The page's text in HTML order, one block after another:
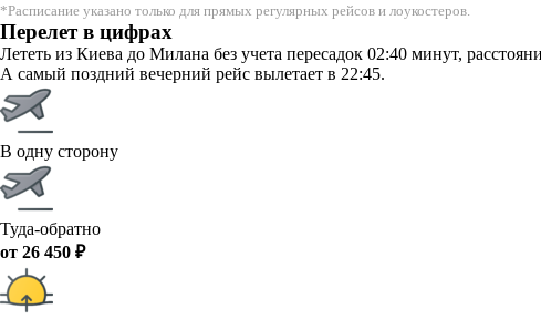
*Расписание указано только для прямых регулярных рейсов и лоукостеров.
Перелет в цифрах
Лететь из Киева до Милана без учета пересадок 02:40 минут,
А самый поздний вечерний рейс вылетает в 22:45.
В одну сторону
Туда-обратно
от 26 450 ₽